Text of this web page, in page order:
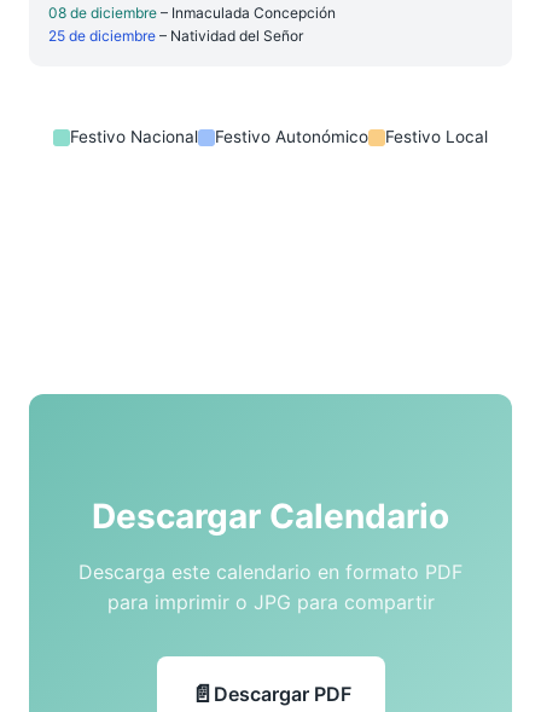
08 de diciembre – Inmaculada Concepción
25 de diciembre – Natividad del Señor
Festivo Nacional Festivo Autonómico Festivo Local
Descargar Calendario
Descarga este calendario en formato PDF
para imprimir o JPG para compartir
Descargar PDF